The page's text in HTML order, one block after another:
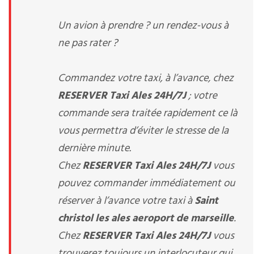
Un avion à prendre ? un rendez-vous à
ne pas rater ?
Commandez votre taxi, à l’avance, chez
RESERVER Taxi Ales 24H/7J; votre
commande sera traitée rapidement ce là
vous permettra d’éviter le stresse de la
dernière minute.
ChezRESERVER Taxi Ales 24H/7Jvous
pouvez commander immédiatement ou
réserver à l’avance votre taxi àSaint
christol les ales aeroport de marseille.
ChezRESERVER Taxi Ales 24H/7Jvous